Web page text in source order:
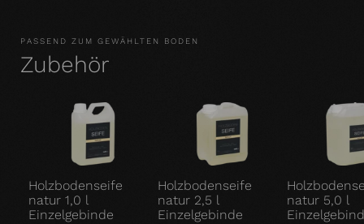
PASSEND ZUM GEWÄHLTEN BODEN
Zubehör
Holzbodenseife
natur 1,0 l
Einzelgebinde
Holzbodenseife
natur 2,5 l
Einzelgebinde
natur 5,0 l